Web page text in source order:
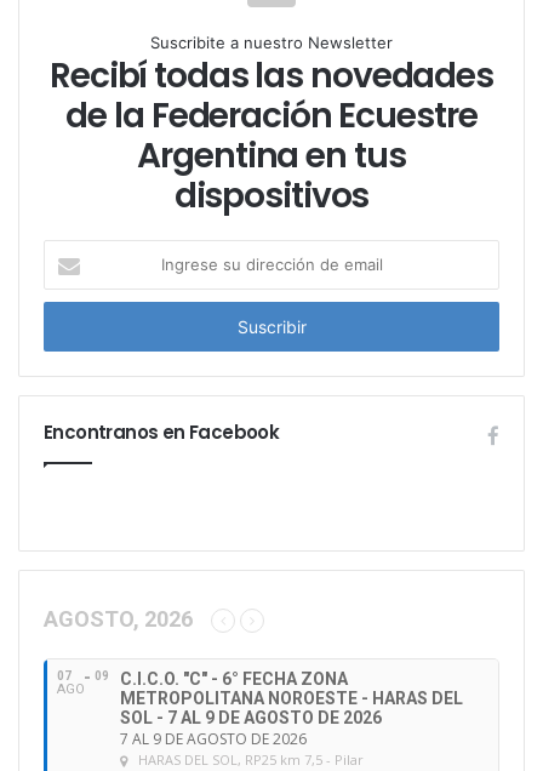
Suscribite a nuestro Newsletter
Recibí todas las novedades
de la Federación Ecuestre
Argentina en tus
dispositivos
g
e
s
s
e
c
ó
Encontranos en Facebook
AGOSTO, 2026
07
AGO
09
C.I.C.O. "C" - 6° FECHA ZONA
METROPOLITANA NOROESTE - HARAS DEL
SOL - 7 AL 9 DE AGOSTO DE 2026
7 AL 9 DE AGOSTO DE 2026
HARAS DEL SOL, RP25 km 7,5 - Pilar